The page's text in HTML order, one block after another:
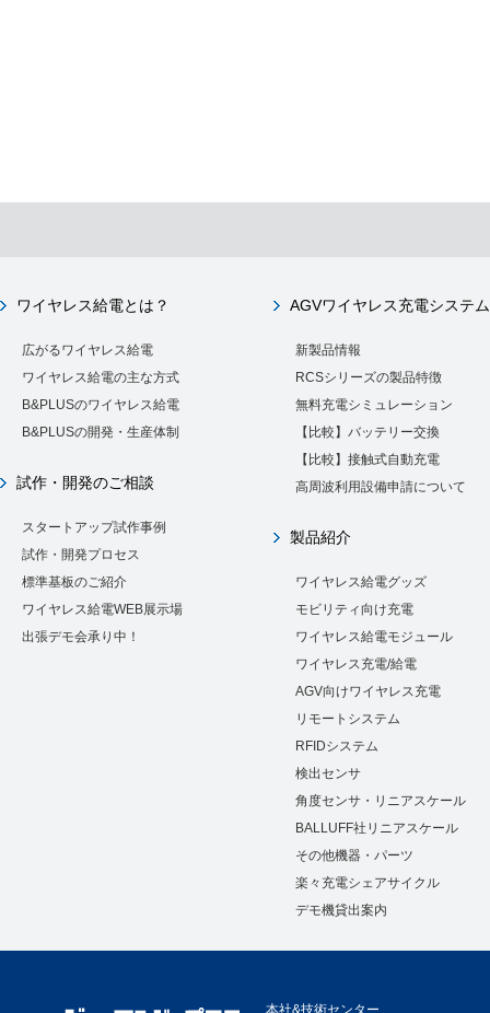
ワイヤレス給電とは？
広がるワイヤレス給電
ワイヤレス給電の主な方式
B&PLUSのワイヤレス給電
B&PLUSの開発・生産体制
試作・開発のご相談
スタートアップ試作事例
試作・開発プロセス
標準基板のご紹介
ワイヤレス給電WEB展示場
出張デモ会承り中！
AGVワイヤレス充電システム
新製品情報
RCSシリーズの製品特徴
無料充電シミュレーション
【比較】バッテリー交換
【比較】接触式自動充電
高周波利用設備申請について
製品紹介
ワイヤレス給電グッズ
モビリティ向け充電
ワイヤレス給電モジュール
ワイヤレス充電/給電
AGV向けワイヤレス充電
リモートシステム
RFIDシステム
検出センサ
角度センサ・リニアスケール
BALLUFF社リニアスケール
その他機器・パーツ
楽々充電シェアサイクル
デモ機貸出案内
本社&技術センター